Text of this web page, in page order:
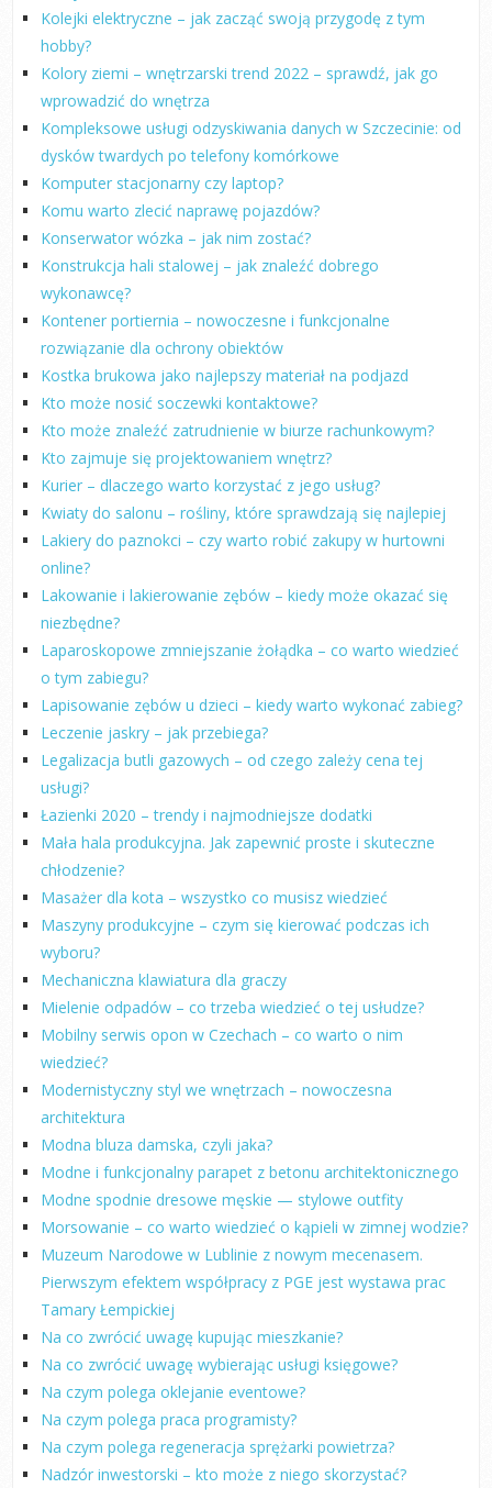
Kolejki elektryczne – jak zacząć swoją przygodę z tym
hobby?
Kolory ziemi – wnętrzarski trend 2022 – sprawdź, jak go
wprowadzić do wnętrza
Kompleksowe usługi odzyskiwania danych w Szczecinie: od
dysków twardych po telefony komórkowe
Komputer stacjonarny czy laptop?
Komu warto zlecić naprawę pojazdów?
Konserwator wózka – jak nim zostać?
Konstrukcja hali stalowej – jak znaleźć dobrego
wykonawcę?
Kontener portiernia – nowoczesne i funkcjonalne
rozwiązanie dla ochrony obiektów
Kostka brukowa jako najlepszy materiał na podjazd
Kto może nosić soczewki kontaktowe?
Kto może znaleźć zatrudnienie w biurze rachunkowym?
Kto zajmuje się projektowaniem wnętrz?
Kurier – dlaczego warto korzystać z jego usług?
Kwiaty do salonu – rośliny, które sprawdzają się najlepiej
Lakiery do paznokci – czy warto robić zakupy w hurtowni
online?
Lakowanie i lakierowanie zębów – kiedy może okazać się
niezbędne?
Laparoskopowe zmniejszanie żołądka – co warto wiedzieć
o tym zabiegu?
Lapisowanie zębów u dzieci – kiedy warto wykonać zabieg?
Leczenie jaskry – jak przebiega?
Legalizacja butli gazowych – od czego zależy cena tej
usługi?
Łazienki 2020 – trendy i najmodniejsze dodatki
Mała hala produkcyjna. Jak zapewnić proste i skuteczne
chłodzenie?
Masażer dla kota – wszystko co musisz wiedzieć
Maszyny produkcyjne – czym się kierować podczas ich
wyboru?
Mechaniczna klawiatura dla graczy
Mielenie odpadów – co trzeba wiedzieć o tej usłudze?
Mobilny serwis opon w Czechach – co warto o nim
wiedzieć?
Modernistyczny styl we wnętrzach – nowoczesna
architektura
Modna bluza damska, czyli jaka?
Modne i funkcjonalny parapet z betonu architektonicznego
Modne spodnie dresowe męskie — stylowe outfity
Morsowanie – co warto wiedzieć o kąpieli w zimnej wodzie?
Muzeum Narodowe w Lublinie z nowym mecenasem.
Pierwszym efektem współpracy z PGE jest wystawa prac
Tamary Łempickiej
Na co zwrócić uwagę kupując mieszkanie?
Na co zwrócić uwagę wybierając usługi księgowe?
Na czym polega oklejanie eventowe?
Na czym polega praca programisty?
Na czym polega regeneracja sprężarki powietrza?
Nadzór inwestorski – kto może z niego skorzystać?